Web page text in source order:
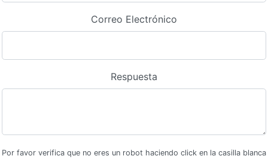
Correo Electrónico
Respuesta
Por favor verifica que no eres un robot haciendo click en la casilla blanca